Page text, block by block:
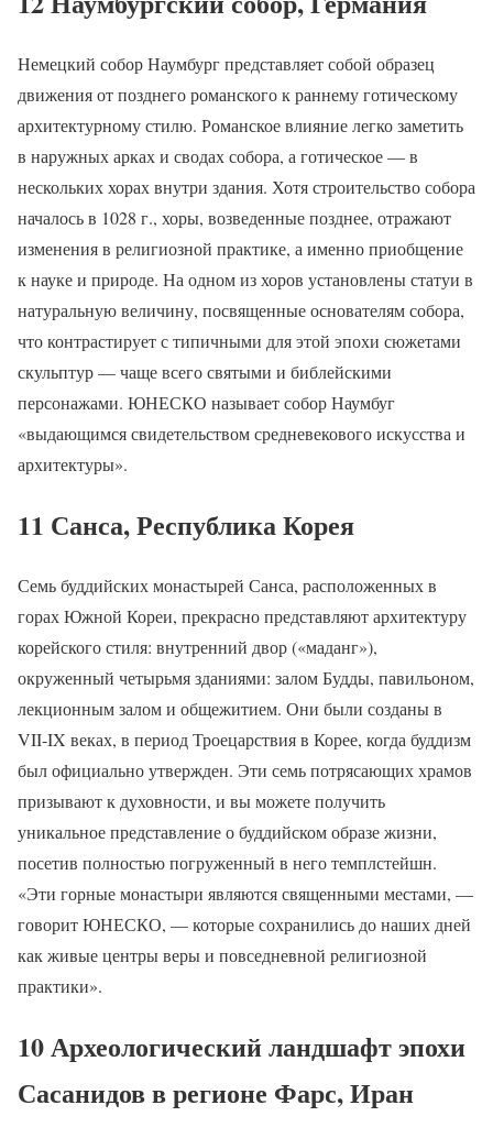
Немецкий собор Наумбург представляет собой образец
движения от позднего романского к раннему готическому
архитектурному стилю. Романское влияние легко заметить
в наружных арках и сводах собора, а готическое — в
нескольких хорах внутри здания. Хотя строительство собора
началось в 1028 г., хоры, возведенные позднее, отражают
изменения в религиозной практике, а именно приобщение
к науке и природе. На одном из хоров установлены статуи в
натуральную величину, посвященные основателям собора,
что контрастирует с типичными для этой эпохи сюжетами
скульптур — чаще всего святыми и библейскими
персонажами. ЮНЕСКО называет собор Наумбуг
«выдающимся свидетельством средневекового искусства и
архитектуры».
11 Санса, Республика Корея
Семь буддийских монастырей Санса, расположенных в
горах Южной Кореи, прекрасно представляют архитектуру
корейского стиля: внутренний двор («маданг»),
окруженный четырьмя зданиями: залом Будды, павильоном,
лекционным залом и общежитием. Они были созданы в
VII-IX веках, в период Троецарствия в Корее, когда буддизм
был официально утвержден. Эти семь потрясающих храмов
призывают к духовности, и вы можете получить
уникальное представление о буддийском образе жизни,
посетив полностью погруженный в него темплстейшн.
«Эти горные монастыри являются священными местами, —
говорит ЮНЕСКО, — которые сохранились до наших дней
как живые центры веры и повседневной религиозной
практики».
10 Археологический ландшафт эпохи
Сасанидов в регионе Фарс, Иран